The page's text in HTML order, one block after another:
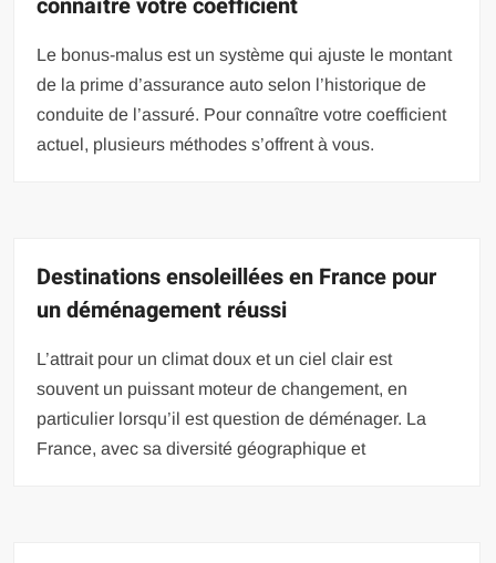
Le bonus-malus est un système qui ajuste le montant
de la prime d’assurance auto selon l’historique de
conduite de l’assuré. Pour connaître votre coefficient
actuel, plusieurs méthodes s’offrent à vous.
Destinations ensoleillées en France pour
un déménagement réussi
L’attrait pour un climat doux et un ciel clair est
souvent un puissant moteur de changement, en
particulier lorsqu’il est question de déménager. La
France, avec sa diversité géographique et